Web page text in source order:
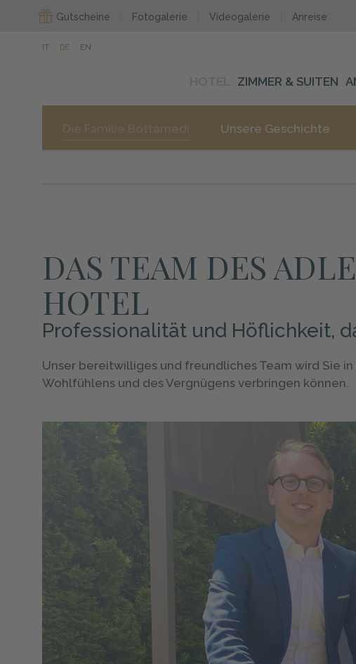
IT DE EN
Gutscheine Fotogalerie Videogalerie Anreise
ZIMMER & SUITEN
Die Familie Bottamedi Unsere Geschichte
DAS TEAM DES
HOTEL
Professionalität und Höflichkeit,
Unser bereitwilliges und freundliches Team wird Sie
Wohlfühlens und des Vergnügens verbringen können.